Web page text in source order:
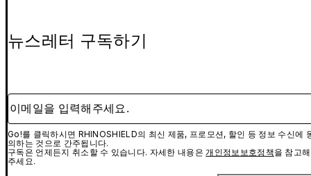
뉴스레터 구독하기
이메일을 입력해주세요.
Go!를 클릭하시면 RHINOSHIELD의 최신 제품, 프로모션, 할인 등 정보 수신에
의하는 것으로 간주됩니다.
구독은 언제든지 취소할 수 있습니다. 자세한 내용은개인정보보호정책을 참고해
주세요.